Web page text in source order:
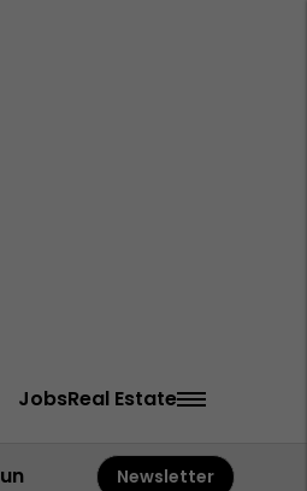
JobsReal Estate
Newsletter